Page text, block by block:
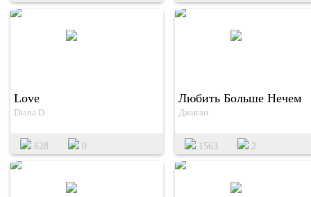
Love
Diana D
628 0
Любить Больше Нечем
Джиган
1563 2